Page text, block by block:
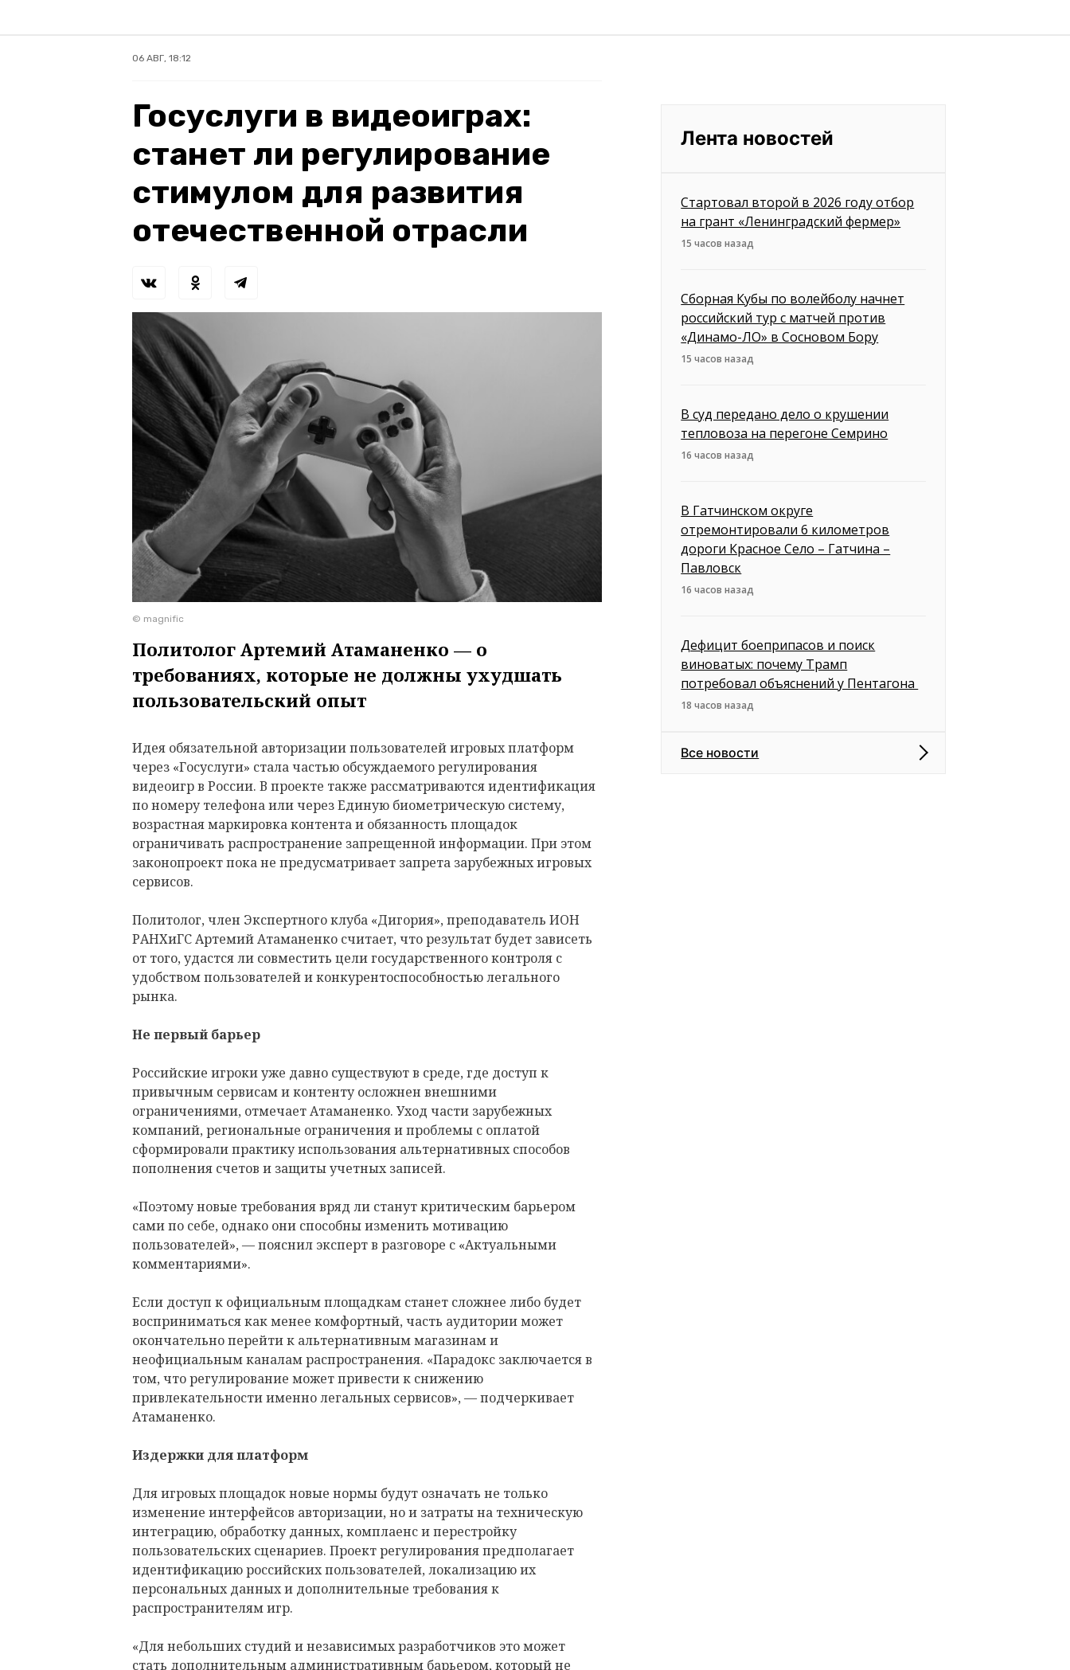
06 АВГ, 18:12
Госуслуги в видеоиграх:
станет ли регулирование
стимулом для развития
отечественной отрасли
© magnific
Политолог Артемий Атаманенко — о
требованиях, которые не должны ухудшать
пользовательский опыт
Идея обязательной авторизации пользователей игровых платформ
через «Госуслуги» стала частью обсуждаемого регулирования
видеоигр в России. В проекте также рассматриваются идентификация
по номеру телефона или через Единую биометрическую систему,
возрастная маркировка контента и обязанность площадок
ограничивать распространение запрещенной информации. При этом
законопроект пока не предусматривает запрета зарубежных игровых
сервисов.
Политолог, член Экспертного клуба «Дигория», преподаватель ИОН
РАНХиГС Артемий Атаманенко считает, что результат будет зависеть
от того, удастся ли совместить цели государственного контроля с
удобством пользователей и конкурентоспособностью легального
рынка.
Не первый барьер
Российские игроки уже давно существуют в среде, где доступ к
привычным сервисам и контенту осложнен внешними
ограничениями, отмечает Атаманенко. Уход части зарубежных
компаний, региональные ограничения и проблемы с оплатой
сформировали практику использования альтернативных способов
пополнения счетов и защиты учетных записей.
«Поэтому новые требования вряд ли станут критическим барьером
сами по себе, однако они способны изменить мотивацию
пользователей», — пояснил эксперт в разговоре с «Актуальными
комментариями».
Если доступ к официальным площадкам станет сложнее либо будет
восприниматься как менее комфортный, часть аудитории может
окончательно перейти к альтернативным магазинам и
неофициальным каналам распространения. «Парадокс заключается в
том, что регулирование может привести к снижению
привлекательности именно легальных сервисов», — подчеркивает
Атаманенко.
Издержки для платформ
Для игровых площадок новые нормы будут означать не только
изменение интерфейсов авторизации, но и затраты на техническую
интеграцию, обработку данных, комплаенс и перестройку
пользовательских сценариев. Проект регулирования предполагает
идентификацию российских пользователей, локализацию их
персональных данных и дополнительные требования к
распространителям игр.
«Для небольших студий и независимых разработчиков это может
стать дополнительным административным барьером, который не
Лента новостей
Стартовал второй в 2026 году отбор
на грант «Ленинградский фермер»
15 часов назад
Сборная Кубы по волейболу начнет
российский тур с матчей против
«Динамо-ЛО» в Сосновом Бору
15 часов назад
В суд передано дело о крушении
тепловоза на перегоне Семрино
16 часов назад
В Гатчинском округе
отремонтировали 6 километров
дороги Красное Село – Гатчина –
Павловск
16 часов назад
Дефицит боеприпасов и поиск
виноватых: почему Трамп
потребовал объяснений у Пентагона
18 часов назад
Все новости